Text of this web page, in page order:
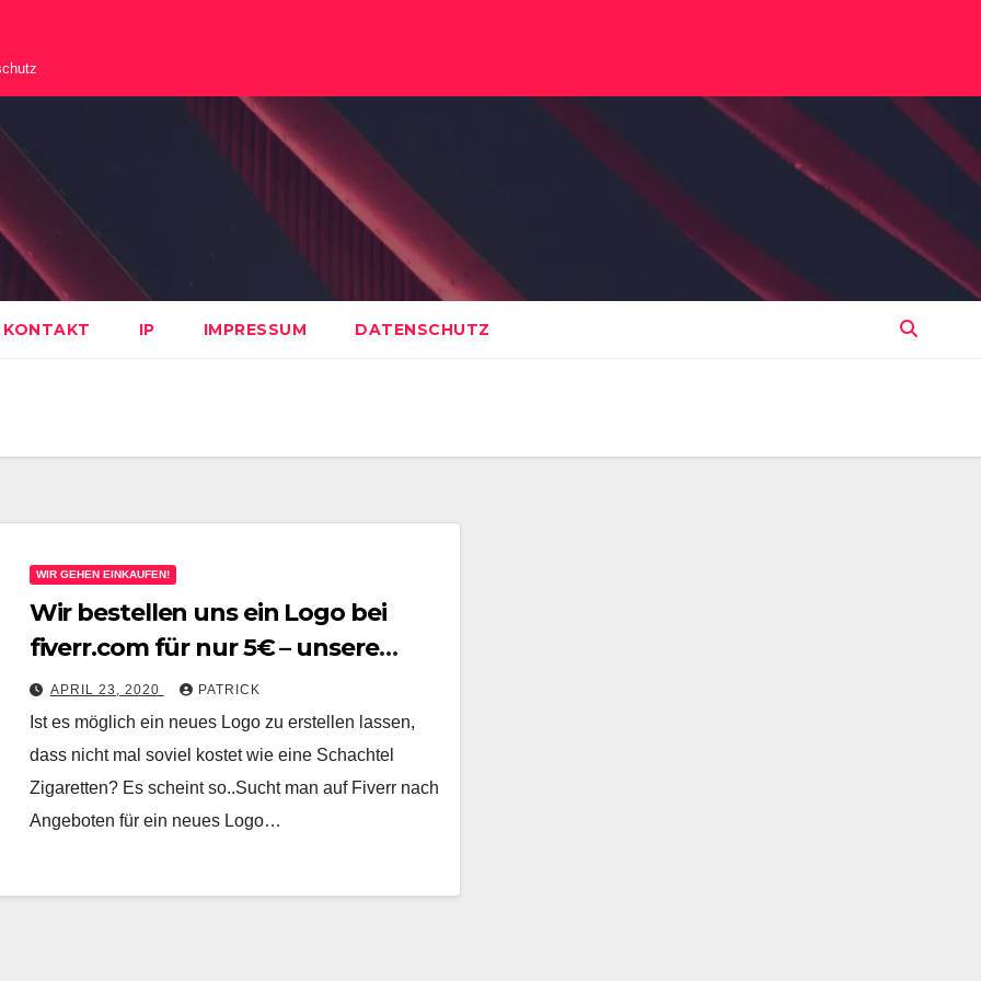
KONTAKT IP IMPRESSUM DATENSCHUTZ
WIR GEHEN EINKAUFEN!
Wir bestellen uns ein Logo bei
fiverr.com für nur 5€ – unsere
Erfahrungen
APRIL 23, 2020 PATRICK
Ist es möglich ein neues Logo zu erstellen lassen,
dass nicht mal soviel kostet wie eine Schachtel
Zigaretten? Es scheint so..Sucht man auf Fiverr nach
Angeboten für ein neues Logo…